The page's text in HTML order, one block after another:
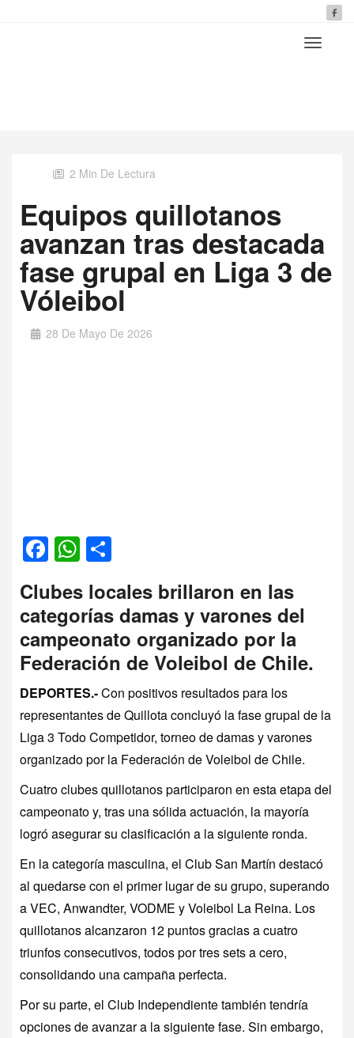
2 Min De Lectura
Equipos quillotanos
avanzan tras destacada
fase grupal en Liga 3 de
Vóleibol
28 De Mayo De 2026
Facebook
WhatsApp
Clubes locales brillaron en las
categorías damas y varones del
campeonato organizado por la
Federación de Voleibol de Chile.
DEPORTES.-Con positivos resultados para los
representantes de Quillota concluyó la fase grupal de la
Liga 3 Todo Competidor, torneo de damas y varones
organizado por la Federación de Voleibol de Chile.
Cuatro clubes quillotanos participaron en esta etapa del
campeonato y, tras una sólida actuación, la mayoría
logró asegurar su clasificación a la siguiente ronda.
En la categoría masculina, el Club San Martín destacó
al quedarse con el primer lugar de su grupo, superando
a VEC, Anwandter, VODME y Voleibol La Reina. Los
quillotanos alcanzaron 12 puntos gracias a cuatro
triunfos consecutivos, todos por tres sets a cero,
consolidando una campaña perfecta.
Por su parte, el Club Independiente también tendría
opciones de avanzar a la siguiente fase. Sin embargo,